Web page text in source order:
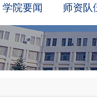
学院要闻 师资队